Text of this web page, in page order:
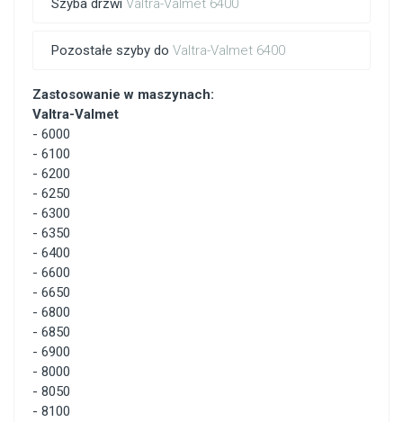
Szyba drzwi Valtra-Valmet 6400
Pozostałe szyby do Valtra-Valmet 6400
Zastosowanie w maszynach:
Valtra-Valmet
- 6000
- 6100
- 6200
- 6250
- 6300
- 6350
- 6400
- 6600
- 6650
- 6800
- 6850
- 6900
- 8000
- 8050
- 8100